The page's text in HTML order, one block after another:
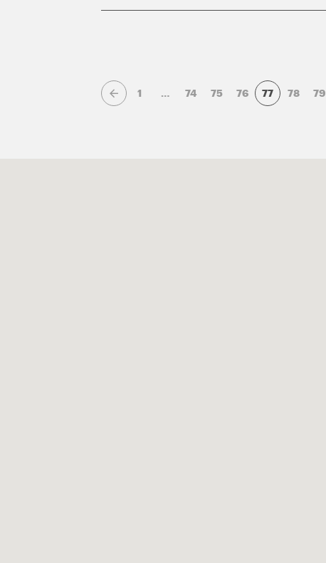
1 … 74 75 76 77 78 79